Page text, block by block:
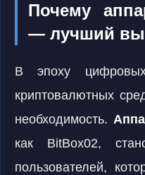
Почему
— лучший
В эпоху цифровых
криптовалютных
необходимость.
как BitBox02,
пользователей,